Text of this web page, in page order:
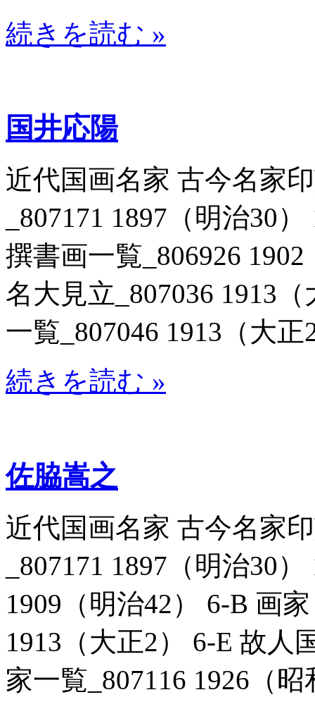
続きを読む »
国井応陽
近代国画名家 古今名家
_807171 1897（明治30
撰書画一覧_806926
名大見立_807036 1913
一覧_807046 1913（大正
続きを読む »
佐脇嵩之
近代国画名家 古今名家
_807171 1897（明治30
1909（明治42） 6-B 画
1913（大正2） 6-E 故人
家一覧_807116 1926（